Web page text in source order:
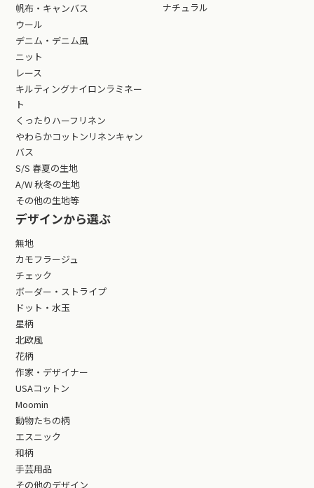
帆布・キャンバス
ウール
デニム・デニム風
ニット
レース
キルティングナイロンラミネー
ト
くったりハーフリネン
やわらかコットンリネンキャン
バス
S/S 春夏の生地
A/W 秋冬の生地
その他の生地等
ナチュラル
デザインから選ぶ
無地
カモフラージュ
チェック
ボーダー・ストライプ
ドット・水玉
星柄
北欧風
花柄
作家・デザイナー
USAコットン
Moomin
動物たちの柄
エスニック
和柄
手芸用品
その他のデザイン